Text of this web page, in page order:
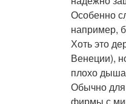
Особенно
например,
Хоть это
Венеции),
плохо
Обычно